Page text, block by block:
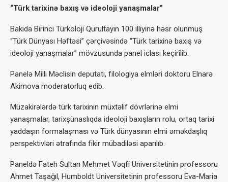
“Türk tarixinə baxış və ideoloji yanaşmalar”
Bakıda Birinci Türkoloji Qurultayın 100 illiyinə həsr olunmuş
“Türk Dünyası Həftəsi” çərçivəsində “Türk tarixinə baxış və
ideoloji yanaşmalar” mövzusunda panel iclası keçirilib.
Panelə Milli Məclisin deputatı, filologiya elmləri doktoru Elnarə
Akimova moderatorluq edib.
Müzakirələrdə türk tarixinin müxtəlif dövrlərinə elmi
yanaşmalar, tarixşünaslıqda ideoloji baxışların rolu, ortaq tarixi
yaddaşın formalaşması və Türk dünyasının elmi əməkdaşlıq
perspektivləri ətrafında fikir mübadiləsi aparılıb.
Paneldə Fateh Sultan Mehmet Vəqfi Universitetinin professoru
Ahmet Taşağıl, Humboldt Universitetinin professoru Eva-Maria